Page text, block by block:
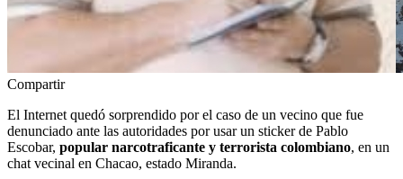
Compartir
El Internet quedó sorprendido por el caso de un vecino que fue
denunciado ante las autoridades por usar un sticker de Pablo
Escobar, popular narcotraficante y terrorista colombiano, en un
chat vecinal en Chacao, estado Miranda.